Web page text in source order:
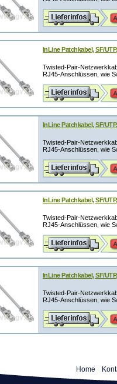
InLine Patchkabel, SF/
Twisted-Pair-
RJ45-Anschlüssen, wie
InLine Patchkabel, SF/
Twisted-Pair-
RJ45-Anschlüssen, wie
InLine Patchkabel, SF/
Twisted-Pair-
RJ45-Anschlüssen, wie
InLine Patchkabel, SF/
Twisted-Pair-
RJ45-Anschlüssen, wie
Home